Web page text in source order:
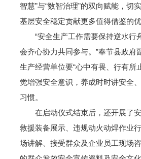
智慧”与“数智治理”的双向赋能，切
基层安全稳定贡献更多值得借鉴的优
“安全生产工作需要保持逆水行
会齐心协力共同参与。”奉节县政府
生产经营单位要“心中有畏、行有所
觉增强安全意识，养成时时讲安全
习惯。
在启动仪式结束后，还开展了安
救援装备展示、违规动火动焊作业
场讲解、接受群众及企业员工现场